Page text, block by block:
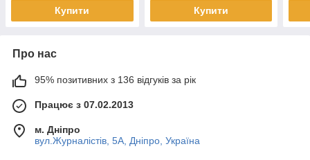
Купити Купити
Про нас
95% позитивних з 136 відгуків за рік
Працює з 07.02.2013
м. Дніпро
вул.Журналістів, 5А, Дніпро, Україна